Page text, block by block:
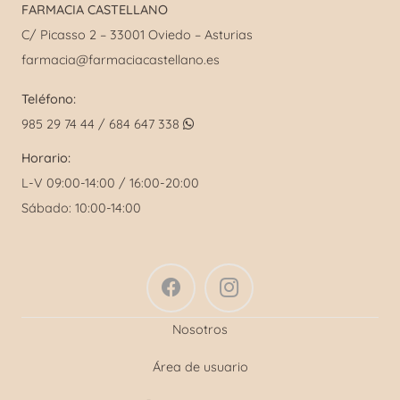
FARMACIA CASTELLANO
C/ Picasso 2 – 33001 Oviedo – Asturias
farmacia@farmaciacastellano.es
Teléfono:
985 29 74 44 / 684 647 338
Horario:
L-V 09:00-14:00 / 16:00-20:00
Sábado: 10:00-14:00
Nosotros
Área de usuario